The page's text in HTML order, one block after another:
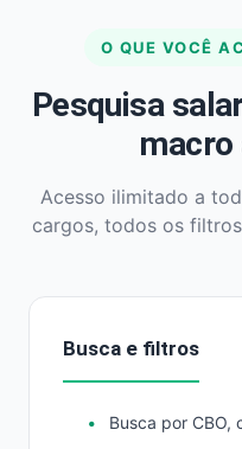
O QUE VOCÊ
Pesquisa
macro
Acesso ilimitado a
cargos, todos os
Busca e filtros
Busca por CBO,